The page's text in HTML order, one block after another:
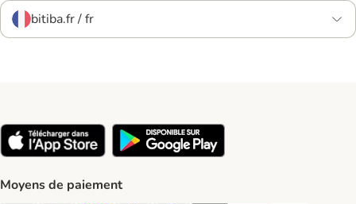
bitiba.fr / fr
Moyens de paiement